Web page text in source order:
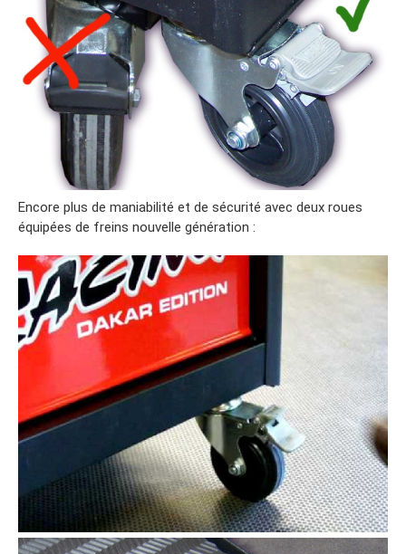
Encore plus de maniabilité et de sécurité avec deux roues
équipées de freins nouvelle génération :